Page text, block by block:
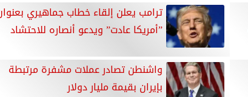
ترامب يعلن إلقاء خطاب جماهيري
”أمريكا عادت” ويدعو أنصاره للاحتشاد
واشنطن تصادر عملات مشفرة مرتبطة
بإيران بقيمة مليار دولار